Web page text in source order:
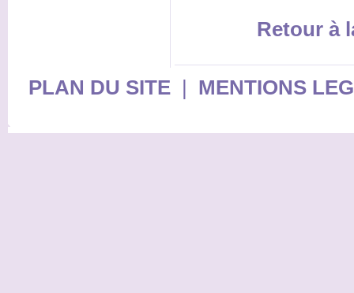
Retour à
PLAN DU SITE| MENTIONS